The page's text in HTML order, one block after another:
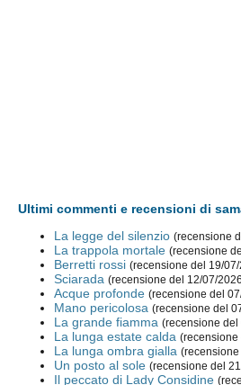
Ultimi commenti e recensioni di
La legge del silenzio (recensione
La trappola mortale (recensione
Berretti rossi (recensione del 19/
Sciarada (recensione del 12/07/
Acque profonde (recensione del
Mano pericolosa (recensione del
La grande fiamma (recensione del
La lunga estate calda (recensione
La lunga ombra gialla
Un posto al sole (recensione del
Il peccato di Lady Considine